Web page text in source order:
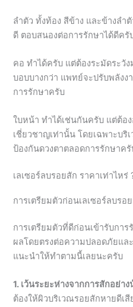
คอ ทำได้ครับ แต่ต้องระมัดระวั
บอบบางกว่า แพทย์จะปรับพลังง
ใบหน้า ทำได้เช่นกันครับ แต่ต้อ
เชี่ยวชาญเท่านั้น โดยเฉพาะบริ
เลเซอร์ลบรอยสัก ราคาเท่าไหร่
ผลโดยตรงต่อความปลอดภัยแล
1. เว้นระยะห่างจากการสักอย่า
ต้องให้ผิวบริเวณรอยสักหายดีเ
เพิ่มความเสี่ยงได้ครับ ดังนั้นคว
ครั้งล่าสุดก่อนนะครับ